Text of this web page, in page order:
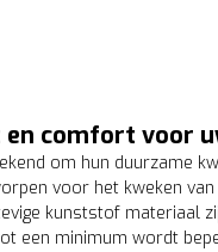
comfort voor
om hun duurzame
voor het kweken
kunststof materiaal
een minimum wordt